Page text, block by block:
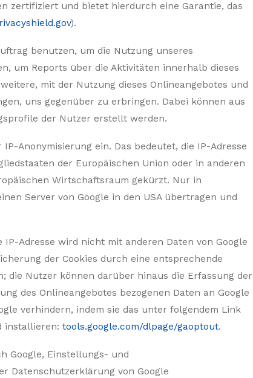
zertifiziert und bietet hierdurch eine Garantie, das
).
benutzen, um die Nutzung unseres
um Reports über die Aktivitäten innerhalb dieses
mit der Nutzung dieses Onlineangebotes und
uns gegenüber zu erbringen. Dabei können aus
der Nutzer erstellt werden.
Anonymisierung ein. Das bedeutet, die IP-Adresse
der Europäischen Union oder in anderen
Wirtschaftsraum gekürzt. Nur in
Server von Google in den USA übertragen und
Adresse wird nicht mit anderen Daten von Google
der Cookies durch eine entsprechende
die Nutzer können darüber hinaus die Erfassung der
des Onlineangebotes bezogenen Daten an Google
verhindern, indem sie das unter folgendem Link
installieren: tools.google.com/dlpage/gaoptout.
Google, Einstellungs- und
Datenschutzerklärung von Google